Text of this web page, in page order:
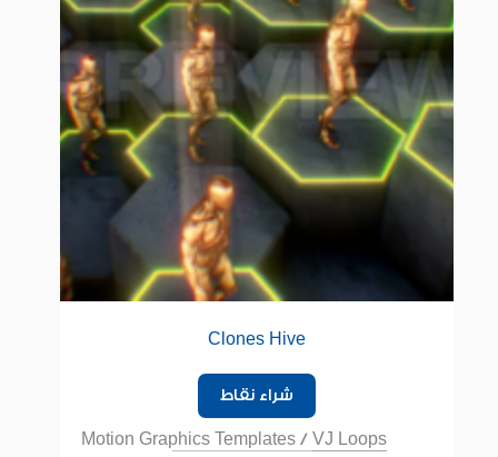
Clones Hive
شراء نقاط
Motion Graphics Templates / VJ Loops